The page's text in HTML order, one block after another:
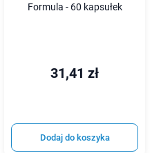
Formula - 60 kapsułek
31,41 zł
Dodaj do koszyka